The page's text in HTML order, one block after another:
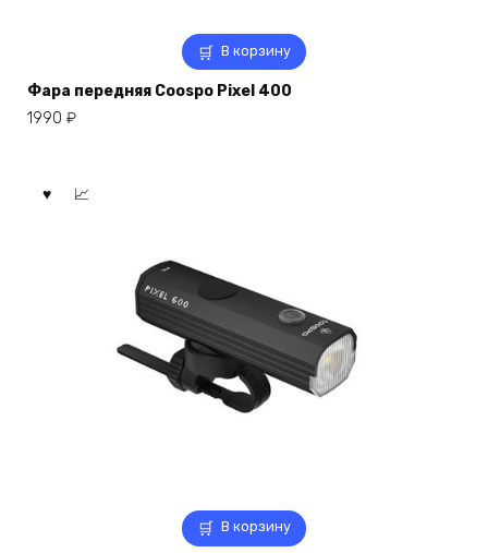
В корзину
Фара передняя Coospo Pixel 400
1990 ₽
В корзину